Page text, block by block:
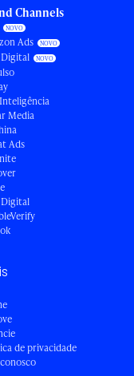
Channels
Ads
Media
Ads
de privacidade